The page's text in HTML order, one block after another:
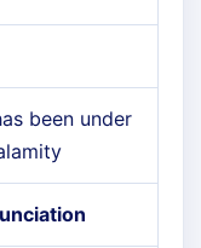
been under